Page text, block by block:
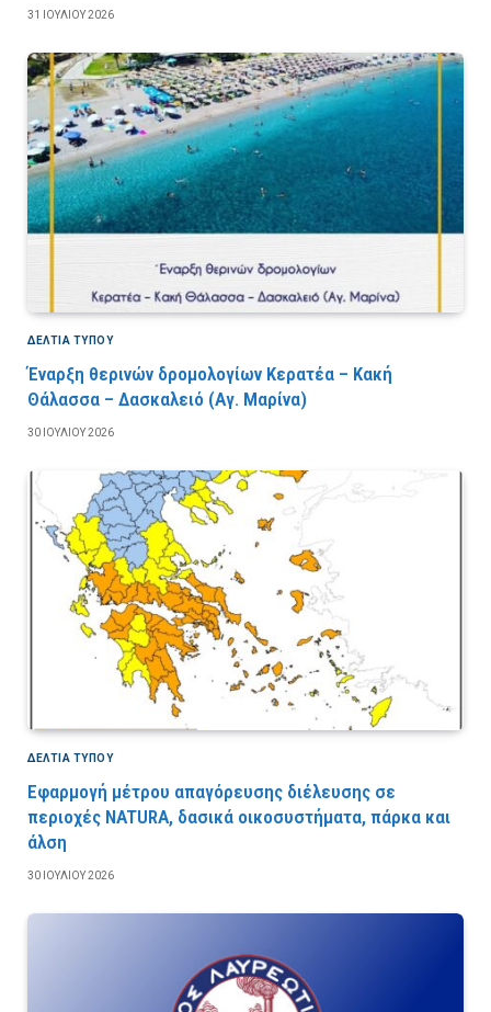
31 ΙΟΥΛΊΟΥ 2026
ΔΕΛΤΙΑ ΤΥΠΟΥ
Έναρξη θερινών δρομολογίων Κερατέα – Κακή
Θάλασσα – Δασκαλειό (Αγ. Μαρίνα)
30 ΙΟΥΛΊΟΥ 2026
ΔΕΛΤΙΑ ΤΥΠΟΥ
Εφαρμογή μέτρου απαγόρευσης διέλευσης σε
περιοχές NATURA, δασικά οικοσυστήματα, πάρκα και
άλση
30 ΙΟΥΛΊΟΥ 2026